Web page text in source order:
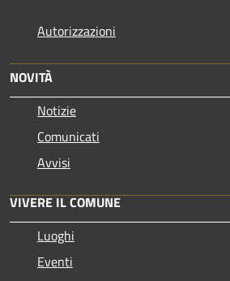
Autorizzazioni
NOVITÀ
Notizie
Comunicati
Avvisi
VIVERE IL COMUNE
Luoghi
Eventi